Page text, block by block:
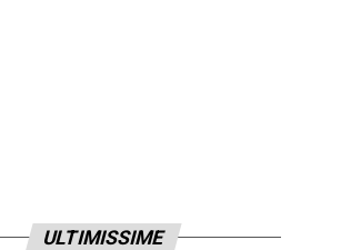
ULTIMISSIME